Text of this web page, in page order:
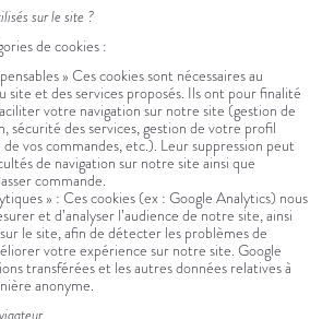
sur le site ?
de cookies :
» Ces cookies sont nécessaires au
et des services proposés. Ils ont pour finalité
votre navigation sur notre site (gestion de
sécurité des services, gestion de votre profil
vos commandes, etc.). Leur suppression peut
de navigation sur notre site ainsi que
commande.
» : Ces cookies (ex : Google Analytics) nous
et d’analyser l’audience de notre site, ainsi
le site, afin de détecter les problèmes de
votre expérience sur notre site. Google
transférées et les autres données relatives à
anonyme.